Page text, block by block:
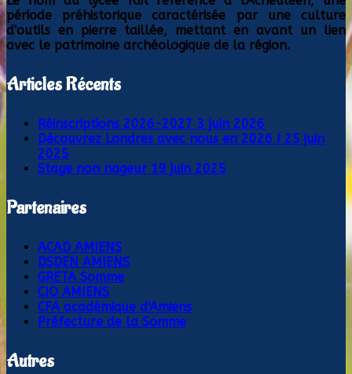
période préhistorique caractérisée par une culture
d'outils en pierre taillée, mettant en avant un lien
avec le patrimoine archéologique de la région.
Articles Récents
Réinscriptions 2026-2027 3 juin 2026
Découvrez Londres avec nous en 2026 ! 25 juin
2025
Stage non nageur 19 juin 2025
Partenaires
ACAD AMIENS
DSDEN AMIENS
GRETA Somme
CIO AMIENS
CFA académique d'Amiens
Préfecture de la Somme
Autres